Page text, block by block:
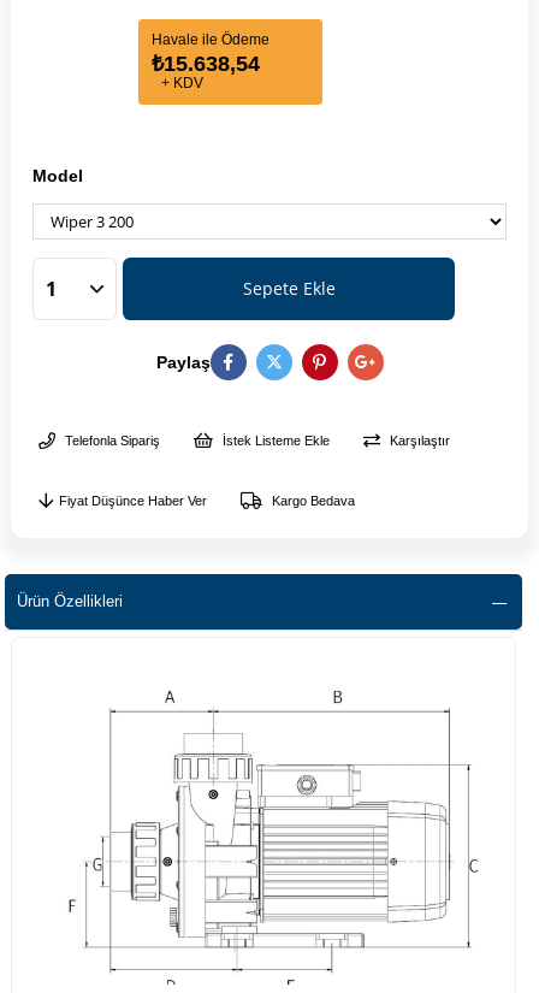
Havale ile Ödeme
₺15.638,54
+ KDV
Model
Paylaş
Telefonla Sipariş İstek Listeme Ekle Karşılaştır
Fiyat Düşünce Haber Ver Kargo Bedava
Ürün Özellikleri